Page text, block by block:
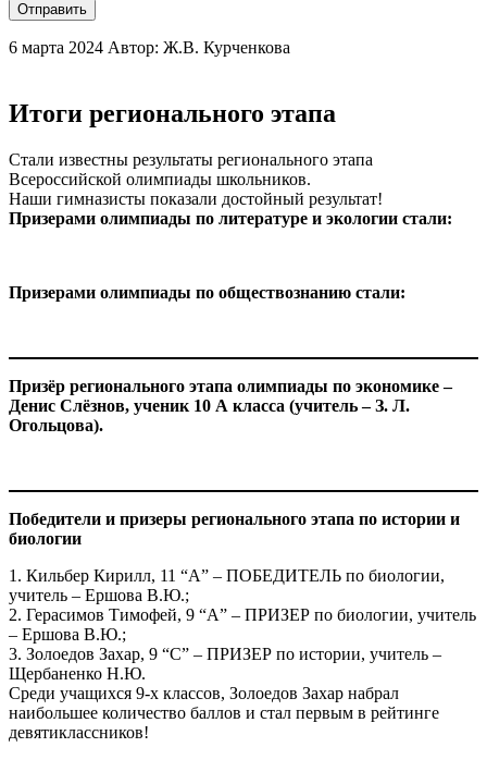
Отправить
6 марта 2024 Автор: Ж.В. Курченкова
Итоги регионального этапа
Стали известны результаты регионального этапа
Всероссийской олимпиады школьников.
Наши гимназисты показали достойный результат!
Призерами олимпиады по литературе и экологии стали:
Призерами олимпиады по обществознанию стали:
Призёр регионального этапа олимпиады по экономике –
Денис Слёзнов, ученик 10 А класса (учитель – З. Л.
Огольцова).
Победители и призеры регионального этапа по истории и
биологии
1. Кильбер Кирилл, 11 “А” – ПОБЕДИТЕЛЬ по биологии,
учитель – Ершова В.Ю.;
2. Герасимов Тимофей, 9 “А” – ПРИЗЕР по биологии, учитель
– Ершова В.Ю.;
3. Золоедов Захар, 9 “С” – ПРИЗЕР по истории, учитель –
Щербаненко Н.Ю.
Среди учащихся 9-х классов, Золоедов Захар набрал
наибольшее количество баллов и стал первым в рейтинге
девятиклассников!